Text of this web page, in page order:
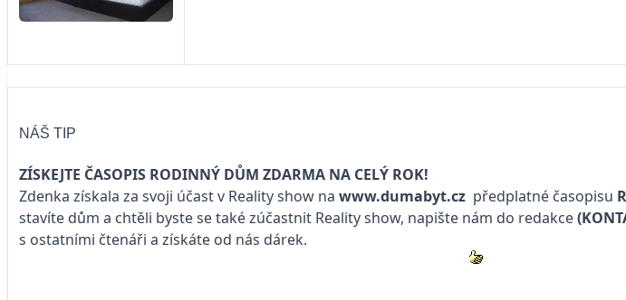
NÁŠ TIP
ZÍSKEJTE ČASOPIS RODINNÝ DŮM ZDARMA NA CELÝ ROK!
Zdenka získala za svoji účast v Reality show na www.dumabyt.cz předplatné časopisu
stavíte dům a chtěli byste se také zúčastnit Reality show, napište nám do redakce
s ostatními čtenáři a získáte od nás dárek.